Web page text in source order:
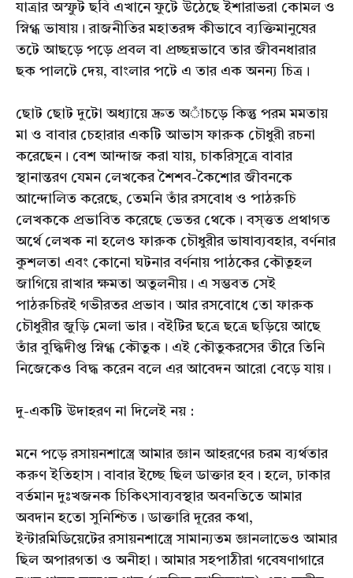
যাত্রার অস্ফুট ছবি এখানে ফুটে উঠেছে ইশারাভরা কোমল ও
স্নিগ্ধ ভাষায়। রাজনীতির মহাতরঙ্গ কীভাবে ব্যক্তিমানুষের
তটে আছড়ে পড়ে প্রবল বা প্রচ্ছন্নভাবে তার জীবনধারার
ছক পালটে দেয়, বাংলার পটে এ তার এক অনন্য চিত্র।
ছোট ছোট দুটো অধ্যায়ে দ্রুত অাঁচড়ে কিন্তু পরম মমতায়
মা ও বাবার চেহারার একটি আভাস ফারুক চৌধুরী রচনা
করেছেন। বেশ আন্দাজ করা যায়, চাকরিসূত্রে বাবার
স্থানান্তরণ যেমন লেখকের শৈশব-কৈশোর জীবনকে
আন্দোলিত করেছে, তেমনি তাঁর রসবোধ ও পাঠরুচি
লেখককে প্রভাবিত করেছে ভেতর থেকে। বস্ত্তত প্রথাগত
অর্থে লেখক না হলেও ফারুক চৌধুরীর ভাষাব্যবহার, বর্ণনার
কুশলতা এবং কোনো ঘটনার বর্ণনায় পাঠকের কৌতূহল
জাগিয়ে রাখার ক্ষমতা অতুলনীয়। এ সম্ভবত সেই
পাঠরুচিরই গভীরতর প্রভাব। আর রসবোধে তো ফারুক
চৌধুরীর জুড়ি মেলা ভার। বইটির ছত্রে ছত্রে ছড়িয়ে আছে
তাঁর বুদ্ধিদীপ্ত স্নিগ্ধ কৌতুক। এই কৌতুকরসের তীরে তিনি
নিজেকেও বিদ্ধ করেন বলে এর আবেদন আরো বেড়ে যায়।
দু-একটি উদাহরণ না দিলেই নয় :
মনে পড়ে রসায়নশাস্ত্রে আমার জ্ঞান আহরণের চরম ব্যর্থতার
করুণ ইতিহাস। বাবার ইচ্ছে ছিল ডাক্তার হব। হলে, ঢাকার
বর্তমান দুঃখজনক চিকিৎসাব্যবস্থার অবনতিতে আমার
অবদান হতো সুনিশ্চিত। ডাক্তারি দূরের কথা,
ইন্টারমিডিয়েটের রসায়নশাস্ত্রে সামান্যতম জ্ঞানলাভেও আমার
ছিল অপারগতা ও অনীহা। আমার সহপাঠীরা গবেষণাগারে